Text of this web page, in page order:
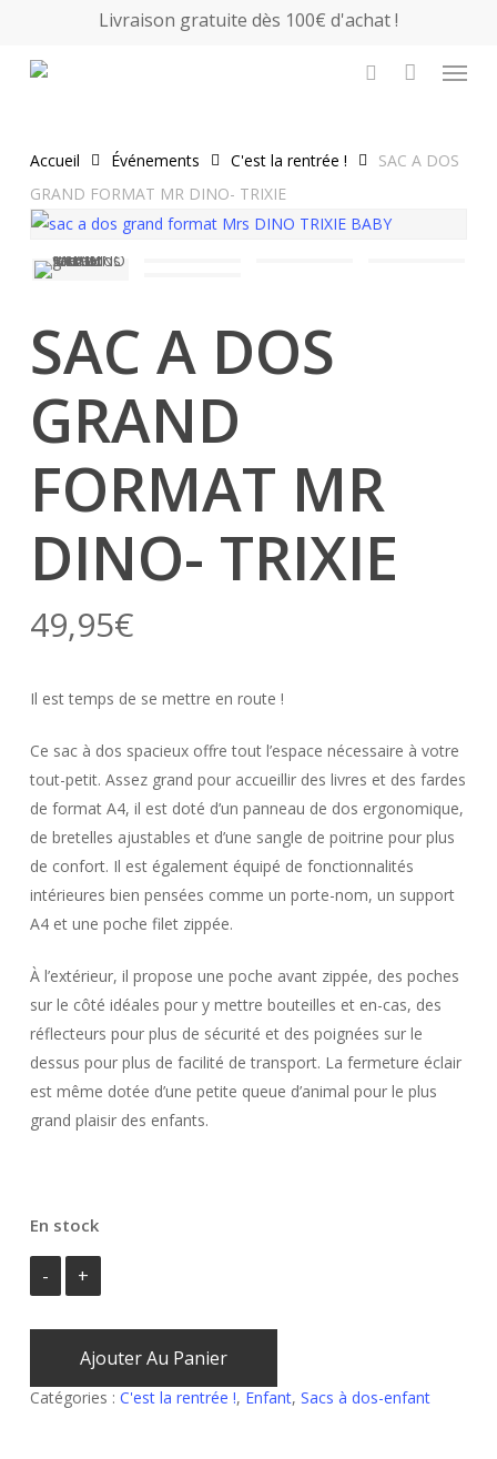
main
Livraison gratuite dès 100€ d'achat !
Menu
Cart
Accueil Événements C'est la rentrée !
SAC A DOS
GRAND FORMAT MR DINO- TRIXIE
SAC A DOS
GRAND
FORMAT MR
DINO- TRIXIE
49,95€
Il est temps de se mettre en route !
Ce sac à dos spacieux offre tout l’espace nécessaire à votre
tout-petit. Assez grand pour accueillir des livres et des fardes
de format A4, il est doté d’un panneau de dos ergonomique,
de bretelles ajustables et d’une sangle de poitrine pour plus
de confort. Il est également équipé de fonctionnalités
intérieures bien pensées comme un porte-nom, un support
A4 et une poche filet zippée.
À l’extérieur, il propose une poche avant zippée, des poches
sur le côté idéales pour y mettre bouteilles et en-cas, des
réflecteurs pour plus de sécurité et des poignées sur le
dessus pour plus de facilité de transport. La fermeture éclair
est même dotée d’une petite queue d’animal pour le plus
grand plaisir des enfants.
En stock
Ajouter Au Panier
Catégories : C'est la rentrée !, Enfant, Sacs à dos-enfant